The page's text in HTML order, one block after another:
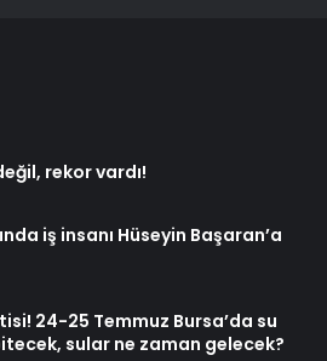
rekor vardı!
iş insanı Hüseyin Başaran’a
24-25 Temmuz Bursa’da su
sular ne zaman gelecek?